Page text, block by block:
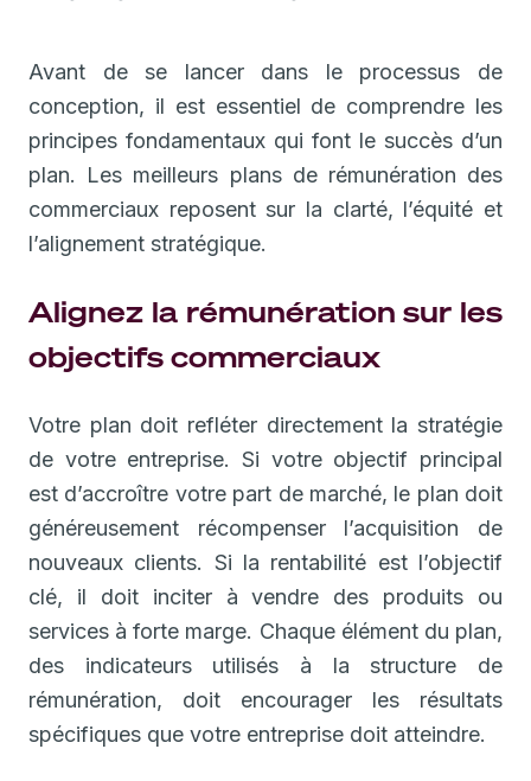
Avant de se lancer dans le processus de
conception, il est essentiel de comprendre les
principes fondamentaux qui font le succès d’un
plan. Les meilleurs plans de rémunération des
commerciaux reposent sur la clarté, l’équité et
l’alignement stratégique.
Alignez la rémunération sur les
objectifs commerciaux
Votre plan doit refléter directement la stratégie
de votre entreprise. Si votre objectif principal
est d’accroître votre part de marché, le plan doit
généreusement récompenser l’acquisition de
nouveaux clients. Si la rentabilité est l’objectif
clé, il doit inciter à vendre des produits ou
services à forte marge. Chaque élément du plan,
des indicateurs utilisés à la structure de
rémunération, doit encourager les résultats
spécifiques que votre entreprise doit atteindre.